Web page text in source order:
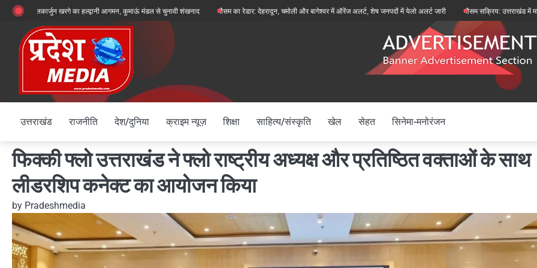
Skip
content
मल्लिकार्जुन खरगे का हल्द्वानी आगमन, कुमाऊं मंडल से चुनावी शंखनाद मौसम का रेडार: देहरादून, चमोली और बागेश्वर में ऑरेंज अलर्ट, शेष जनपदों में येलो अलर्ट जारी मौसम सक्रिय: उत्तराखंड में मानसून
उत्तराखंड राजनीति देश/दुनिया क्राइम न्यूज़ शिक्षा साहित्य/संस्कृति खेल सेहत सिनेमा-मनोरंजन
फिक्की फ्लो उत्तराखंड ने फ्लो राष्ट्रीय अध्यक्ष और प्रतिष्ठित वक्ताओं के साथ
लीडरशिप कनेक्ट का आयोजन किया
by Pradeshmedia